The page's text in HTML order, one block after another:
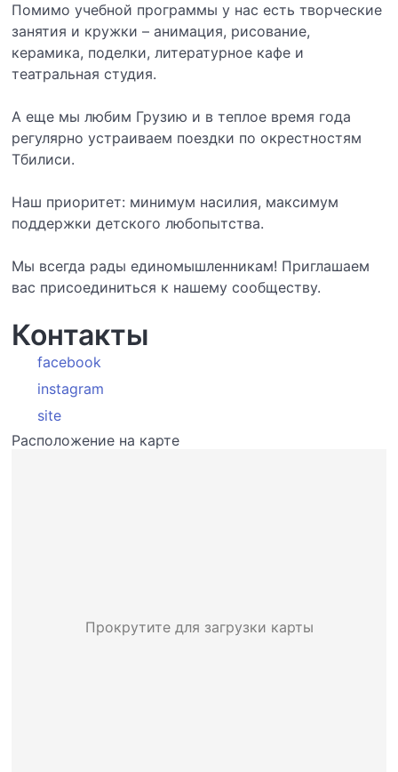
Помимо учебной программы у нас есть творческие
занятия и кружки – анимация, рисование,
керамика, поделки, литературное кафе и
театральная студия.
А еще мы любим Грузию и в теплое время года
регулярно устраиваем поездки по окрестностям
Тбилиси.
Наш приоритет: минимум насилия, максимум
поддержки детского любопытства.
Мы всегда рады единомышленникам! Приглашаем
вас присоединиться к нашему сообществу.
Контакты
facebook
instagram
site
Расположение на карте
Прокрутите для загрузки карты